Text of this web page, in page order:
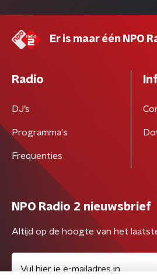
Er is maar één NPO
Radio
DJ’s
Programma's
Frequenties
NPO Radio 2 nieuwsbrief
Altijd op de hoogte van het